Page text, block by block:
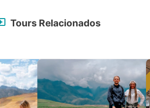
Tours Relacionados